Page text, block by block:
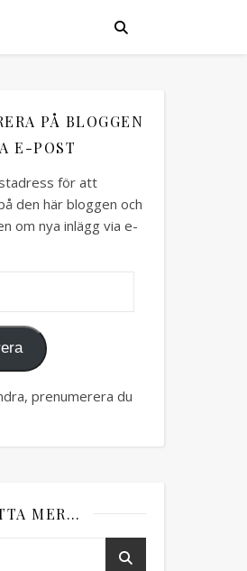
PÅ BLOGGEN
E-POST
för att
den här bloggen och
om nya inlägg via e-
prenumerera du
MER…